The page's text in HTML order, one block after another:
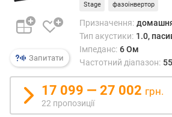
р
о
т
т
/
Запитати
Stage фазоінвертор
Призначення:
Тип акустики: 1.0,
Імпеданс: 6 Ом
Частотний діапазон:
17 099 — 27 002 грн.
22 пропозиції